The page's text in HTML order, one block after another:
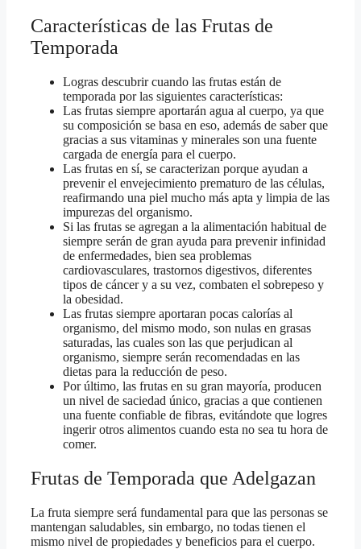
Características de las Frutas de
Temporada
Logras descubrir cuando las frutas están de
temporada por las siguientes características:
Las frutas siempre aportarán agua al cuerpo, ya que
su composición se basa en eso, además de saber que
gracias a sus vitaminas y minerales son una fuente
cargada de energía para el cuerpo.
Las frutas en sí, se caracterizan porque ayudan a
prevenir el envejecimiento prematuro de las células,
reafirmando una piel mucho más apta y limpia de las
impurezas del organismo.
Si las frutas se agregan a la alimentación habitual de
siempre serán de gran ayuda para prevenir infinidad
de enfermedades, bien sea problemas
cardiovasculares, trastornos digestivos, diferentes
tipos de cáncer y a su vez, combaten el sobrepeso y
la obesidad.
Las frutas siempre aportaran pocas calorías al
organismo, del mismo modo, son nulas en grasas
saturadas, las cuales son las que perjudican al
organismo, siempre serán recomendadas en las
dietas para la reducción de peso.
Por último, las frutas en su gran mayoría, producen
un nivel de saciedad único, gracias a que contienen
una fuente confiable de fibras, evitándote que logres
ingerir otros alimentos cuando esta no sea tu hora de
comer.
Frutas de Temporada que Adelgazan
La fruta siempre será fundamental para que las personas se
mantengan saludables, sin embargo, no todas tienen el
mismo nivel de propiedades y beneficios para el cuerpo.